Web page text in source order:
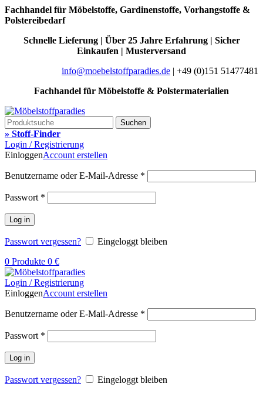
Fachhandel für Möbelstoffe, Gardinenstoffe, Vorhangstoffe &
Polstereibedarf
Schnelle Lieferung | Über 25 Jahre Erfahrung | Sicher
Einkaufen | Musterversand
info@moebelstoffparadies.de | +49 (0)151 51477481
Fachhandel für Möbelstoffe & Polstermaterialien
Suchen
» Stoff-Finder
Login / Registrierung
EinloggenAccount erstellen
Benutzername oder E-Mail-Adresse *
Passwort *
Log in
Passwort vergessen?
Eingeloggt bleiben
0 Produkte 0 €
Login / Registrierung
EinloggenAccount erstellen
Benutzername oder E-Mail-Adresse *
Passwort *
Log in
Passwort vergessen?
Eingeloggt bleiben